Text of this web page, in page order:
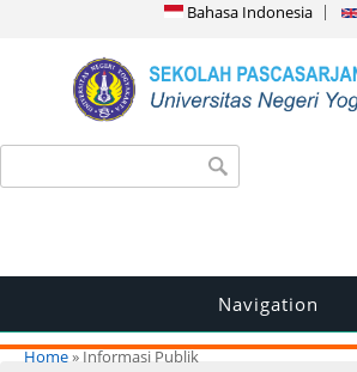
Bahasa Indonesia
Search form
Navigation
You are here
Home» Informasi Publik